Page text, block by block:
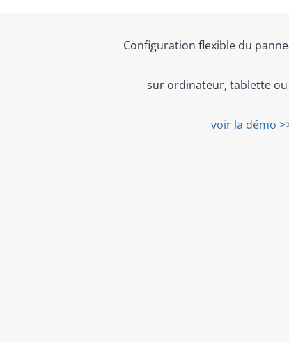
Configuration flexible du
sur ordinateur, tablette
voir la démo